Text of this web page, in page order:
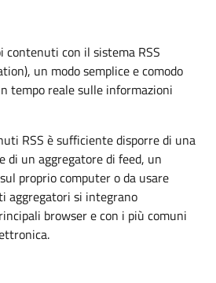
contenuti con il sistema RSS
un modo semplice e comodo
tempo reale sulle informazioni
RSS è sufficiente disporre di una
di un aggregatore di feed, un
proprio computer o da usare
aggregatori si integrano
browser e con i più comuni